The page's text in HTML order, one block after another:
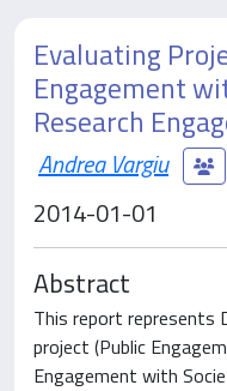
Evaluating
Engagement
Research
Andrea Vargiu
2014-01-01
Abstract
This report represents
project (Public
Engagement with